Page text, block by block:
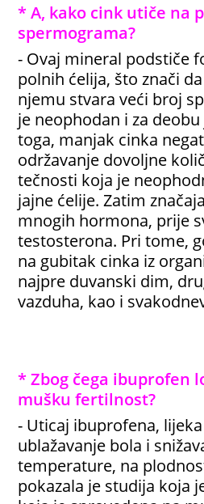
* A, kako cink utiče na
spermograma?
- Ovaj mineral podstiče
polnih ćelija, što znači
njemu stvara veći broj
je neophodan i za
toga, manjak cinka
održavanje dovoljne
tečnosti koja je
jajne ćelije. Zatim
mnogih hormona, prije
testosterona. Pri tome,
na gubitak cinka iz
najpre duvanski dim,
vazduha, kao i
* Zbog čega ibuprofen
mušku fertilnost?
- Uticaj ibuprofena,
ublažavanje bola i
temperature, na
pokazala je studija koja